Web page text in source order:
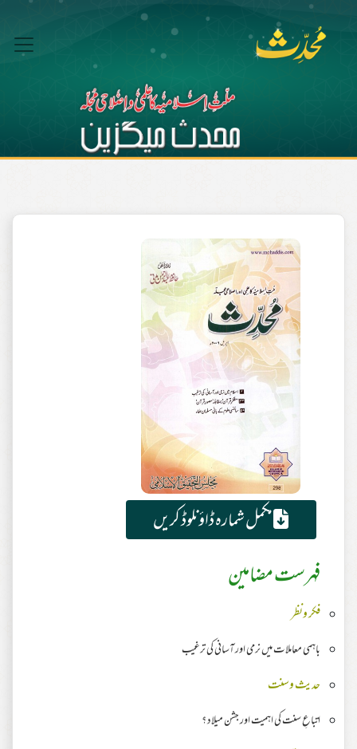
مکمل شمارہ ڈاؤنلوڈ کریں
فہرست مضامین
فکر ونظر
باہمی معاملات میں نرمی اور آسانی کی ترغیب
حدیث وسنت
اتباعِ سنت کی اہمیت اور جشن میلاد ؟